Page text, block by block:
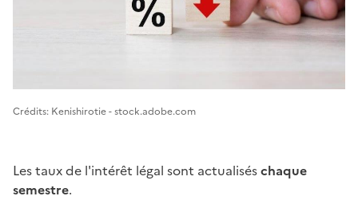
Image 1
Crédits: Kenishirotie - stock.adobe.com
Les taux de l'intérêt légal sont actualiséschaque
semestre.